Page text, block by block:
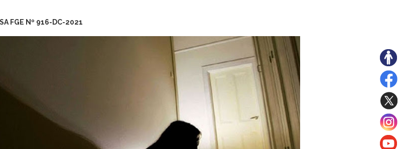
FGE Nº 916-DC-2021